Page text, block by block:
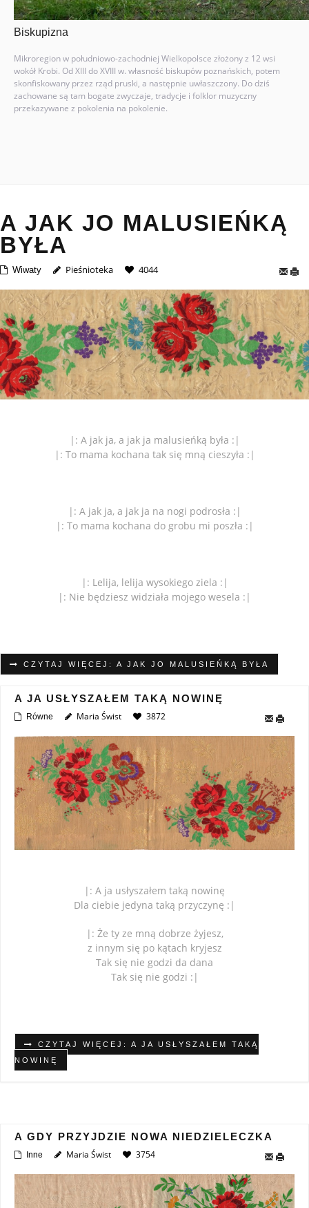
Biskupizna
Mikroregion w południowo-zachodniej Wielkopolsce złożony z 12 wsi
wokół Krobi. Od XIII do XVIII w. własność biskupów poznańskich, potem
skonfiskowany przez rząd pruski, a następnie uwłaszczony. Do dziś
zachowane są tam bogate zwyczaje, tradycje i folklor muzyczny
przekazywane z pokolenia na pokolenie.
A JAK JO MALUSIEŃKĄ
BYŁA
Wiwaty Pieśnioteka 4044
|: A jak ja, a jak ja malusieńką była :|
|: To mama kochana tak się mną cieszyła :|
|: A jak ja, a jak ja na nogi podrosła :|
|: To mama kochana do grobu mi poszła :|
|: Lelija, lelija wysokiego ziela :|
|: Nie będziesz widziała mojego wesela :|
CZYTAJ WIĘCEJ: A JAK JO MALUSIEŃKĄ BYŁA
A JA USŁYSZAŁEM TAKĄ NOWINĘ
Równe Maria Świst 3872
|: A ja usłyszałem taką nowinę
Dla ciebie jedyna taką przyczynę :|
|: Że ty ze mną dobrze żyjesz,
z innym się po kątach kryjesz
Tak się nie godzi da dana
Tak się nie godzi :|
CZYTAJ WIĘCEJ: A JA USŁYSZAŁEM TAKĄ
NOWINĘ
A GDY PRZYJDZIE NOWA NIEDZIELECZKA
Inne Maria Świst 3754